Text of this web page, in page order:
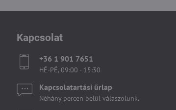
Kapcsolat
+36 1 901 7651
HÉ-PÉ, 09:00 - 15:30
Kapcsolatartási űrlap
Néhány percen belül válaszolunk.